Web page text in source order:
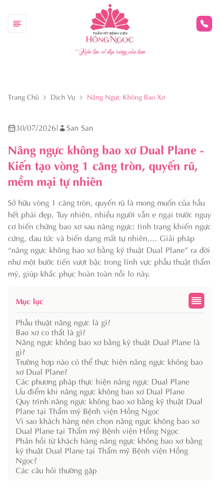
Kiến tạo vẻ đẹp riêng của bạn
Trang Chủ Dịch Vụ Nâng Ngực Không Bao Xơ
30/07/2026| San San
Nâng ngực không bao xơ Dual Plane -
Kiến tạo vòng 1 căng tròn, quyến rũ,
mềm mại tự nhiên
Sở hữu vòng 1 căng tròn, quyến rũ là mong muốn của hầu
hết phái đẹp. Tuy nhiên, nhiều người vẫn e ngại trước nguy
cơ biến chứng bao xơ sau nâng ngực: tình trạng khiến ngực
cứng, đau tức và biến dạng mất tự nhiên,... Giải pháp
“nâng ngực không bao xơ bằng kỹ thuật Dual Plane” ra đời
như một bước tiến vượt bậc trong lĩnh vực phẫu thuật thẩm
mỹ, giúp khắc phục hoàn toàn nỗi lo này.
Mục lục
Phẫu thuật nâng ngực là gì?
Bao xơ co thắt là gì?
Nâng ngực không bao xơ bằng kỹ thuật Dual Plane là
gì?
Trường hợp nào có thể thực hiện nâng ngực không bao
xơ Dual Plane?
Các phương pháp thực hiện nâng ngực Dual Plane
Ưu điểm khi nâng ngực không bao xơ Dual Plane
Quy trình nâng ngực không bao xơ bằng kỹ thuật Dual
Plane tại Thẩm mỹ Bệnh viện Hồng Ngọc
Vì sao khách hàng nên chọn nâng ngực không bao xơ
Dual Plane tại Thẩm mỹ Bệnh viện Hồng Ngọc
Phản hồi từ khách hàng nâng ngực không bao xơ bằng
kỹ thuật Dual Plane tại Thẩm mỹ Bệnh viện Hồng
Ngọc?
Các câu hỏi thường gặp